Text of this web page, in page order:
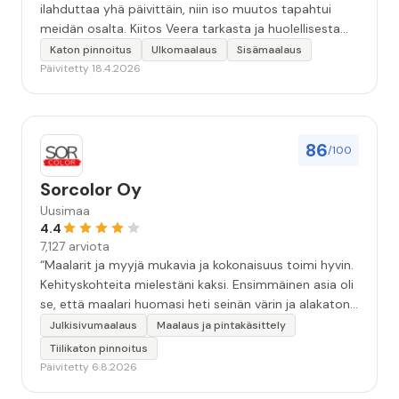
ilahduttaa yhä päivittäin, niin iso muutos tapahtui
meidän osalta. Kiitos Veera tarkasta ja huolellisesta
työstä, sekä ystävällisestä palvelusta!”
Katon pinnoitus Ulkomaalaus
Sisämaalaus
Päivitetty 18.4.2026
86/100
Sorcolor Oy
Uusimaa
4.4
7,127 arviota
“Maalarit ja myyjä mukavia ja kokonaisuus toimi hyvin.
Kehityskohteita mielestäni kaksi. Ensimmäinen asia oli
se, että maalari huomasi heti seinän värin ja alakaton
värin erot mitä en huomannut. Hyvä toki että siinä
kohtaa huomattu mutta toki optimaalisessa
tilanteessa myyjä olisi jo kiinnittänyt tähän huomiota.
Julkisivumaalaus
Maalaus ja pintakäsittely
Tiilikaton pinnoitus
Päivitetty 6.8.2026